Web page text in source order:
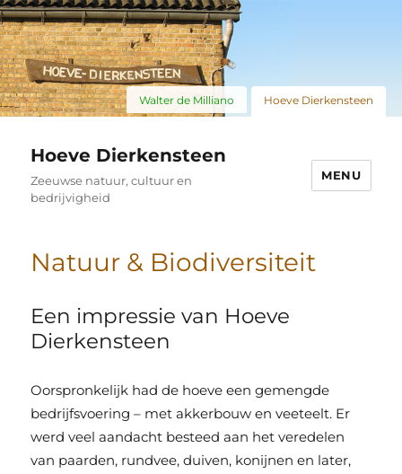
Hoeve Dierkensteen
Zeeuwse natuur, cultuur en
bedrijvigheid
MENU
Natuur & Biodiversiteit
Een impressie van Hoeve
Dierkensteen
Oorspronkelijk had de hoeve een gemengde
bedrijfsvoering – met akkerbouw en veeteelt. Er
werd veel aandacht besteed aan het veredelen
van paarden, rundvee, duiven, konijnen en later,
Walter de Milliano Hoeve Dierkensteen